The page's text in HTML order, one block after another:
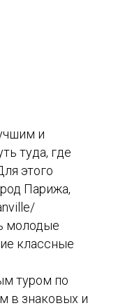
и
туда, где
этого
Парижа,
молодые
классные
туром по
в знаковых и